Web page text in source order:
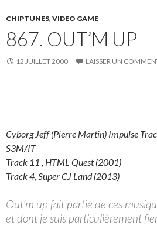
CHIPTUNES, VIDEO GAME
867. OUT’M UP
12 JUILLET 2000 LAISSER UN
Cyborg Jeff (Pierre Martin) Impulse
S3M/IT
Track 11 , HTML Quest (2001)
Track 4, Super CJ Land (2013)
Out’m up fait partie de ces
et dont je suis particulièrement